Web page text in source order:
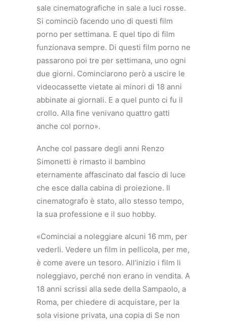
sale cinematografiche in sale a luci rosse.
Si cominciò facendo uno di questi film
porno per settimana. E quel tipo di film
funzionava sempre. Di questi film porno ne
passarono poi tre per settimana, uno ogni
due giorni. Cominciarono però a uscire le
videocassette vietate ai minori di 18 anni
abbinate ai giornali. E a quel punto ci fu il
crollo. Alla fine venivano quattro gatti
anche col porno».
Anche col passare degli anni Renzo
Simonetti è rimasto il bambino
eternamente affascinato dal fascio di luce
che esce dalla cabina di proiezione. Il
cinematografo è stato, allo stesso tempo,
la sua professione e il suo hobby.
«Cominciai a noleggiare alcuni 16 mm, per
vederli. Vedere un film in pellicola, per me,
è come avere un tesoro. All’inizio i film li
noleggiavo, perché non erano in vendita. A
18 anni scrissi alla sede della Sampaolo, a
Roma, per chiedere di acquistare, per la
sola visione privata, una copia di Se non